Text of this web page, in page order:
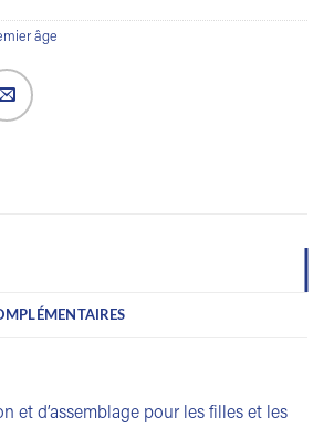
âge
et d’assemblage pour les filles et les